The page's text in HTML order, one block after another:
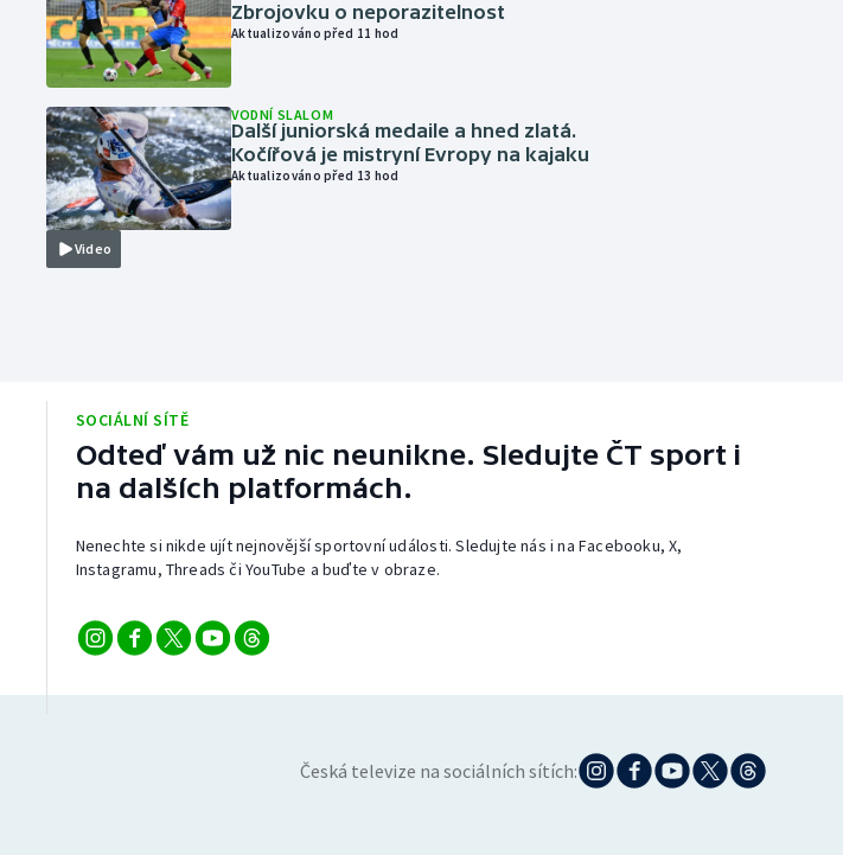
Zbrojovku o neporazitelnost
Aktualizováno před 11 hod
Video
VODNÍ SLALOM
Další juniorská medaile a hned zlatá.
Kočířová je mistryní Evropy na kajaku
Aktualizováno před 13 hod
SOCIÁLNÍ SÍTĚ
Odteď vám už nic neunikne. Sledujte ČT sport i
na dalších platformách.
Nenechte si nikde ujít nejnovější sportovní události. Sledujte nás i na Facebooku, X,
Instagramu, Threads či YouTube a buďte v obraze.
Česká televize na sociálních sítích: